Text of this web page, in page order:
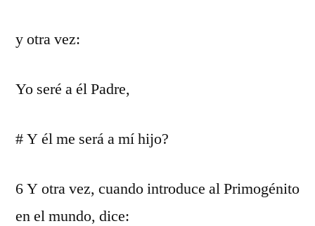
y otra vez:
Yo seré a él Padre,
# Y él me será a mí hijo?
6 Y otra vez, cuando introduce al Primogénito
en el mundo, dice: